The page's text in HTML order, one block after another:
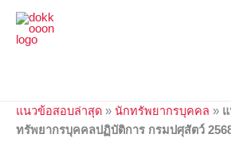
content
แนวข้อสอบล่าสุด » นักทรัพยากรบุคคล »
ทรัพยากรบุคคลปฏิบัติการ กรมปศุสัตว์
ข้อสอบ
นัก
กรม
ปศุสัตว์